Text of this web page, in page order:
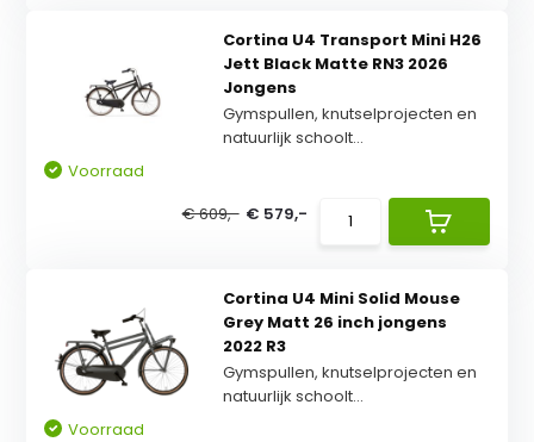
Cortina U4 Transport Mini H26
Jett Black Matte RN3 2026
Jongens
Gymspullen, knutselprojecten en
natuurlijk schoolt...
Voorraad
€ 609,- € 579,-
Cortina U4 Mini Solid Mouse
Grey Matt 26 inch jongens
2022 R3
Gymspullen, knutselprojecten en
natuurlijk schoolt...
Voorraad